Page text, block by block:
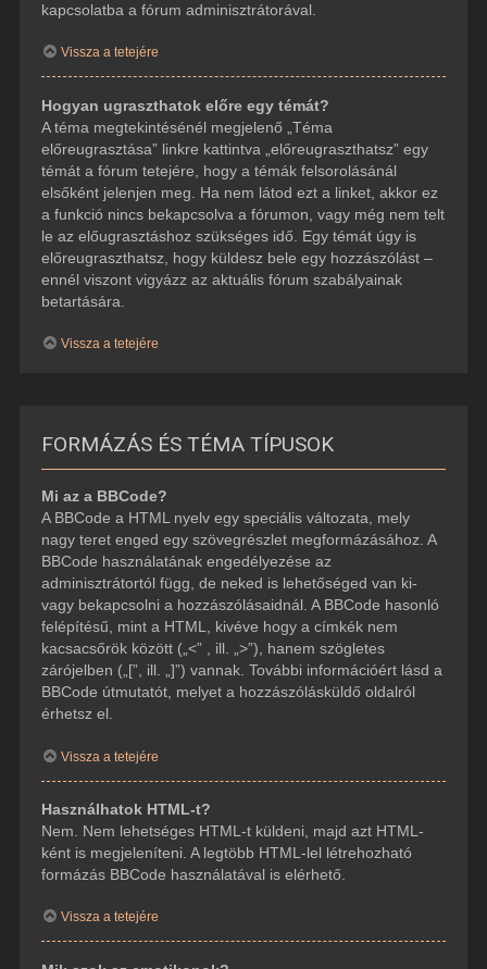
kapcsolatba a fórum adminisztrátorával.
Vissza a tetejére
Hogyan ugraszthatok előre egy témát?
A téma megtekintésénél megjelenő „Téma
előreugrasztása” linkre kattintva „előreugraszthatsz” egy
témát a fórum tetejére, hogy a témák felsorolásánál
elsőként jelenjen meg. Ha nem látod ezt a linket, akkor ez
a funkció nincs bekapcsolva a fórumon, vagy még nem telt
le az előugrasztáshoz szükséges idő. Egy témát úgy is
előreugraszthatsz, hogy küldesz bele egy hozzászólást –
ennél viszont vigyázz az aktuális fórum szabályainak
betartására.
Vissza a tetejére
FORMÁZÁS ÉS TÉMA TÍPUSOK
Mi az a BBCode?
A BBCode a HTML nyelv egy speciális változata, mely
nagy teret enged egy szövegrészlet megformázásához. A
BBCode használatának engedélyezése az
adminisztrátortól függ, de neked is lehetőséged van ki-
vagy bekapcsolni a hozzászólásaidnál. A BBCode hasonló
felépítésű, mint a HTML, kivéve hogy a címkék nem
kacsacsőrök között („<” , ill. „>”), hanem szögletes
zárójelben („[”, ill. „]”) vannak. További információért lásd a
BBCode útmutatót, melyet a hozzászólásküldő oldalról
érhetsz el.
Vissza a tetejére
Használhatok HTML-t?
Nem. Nem lehetséges HTML-t küldeni, majd azt HTML-
ként is megjeleníteni. A legtöbb HTML-lel létrehozható
formázás BBCode használatával is elérhető.
Vissza a tetejére